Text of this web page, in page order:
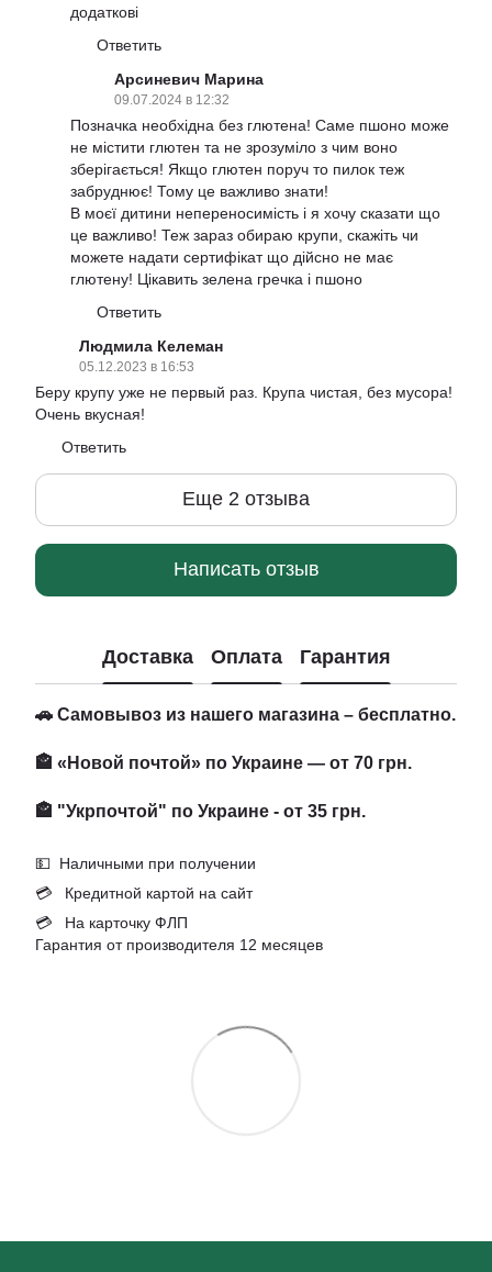
додаткові
Ответить
Арсиневич Марина
09.07.2024 в 12:32
Позначка необхідна без глютена! Саме пшоно може
не містити глютен та не зрозуміло з чим воно
зберігається! Якщо глютен поруч то пилок теж
забруднює! Тому це важливо знати!
В моєї дитини непереносимість і я хочу сказати що
це важливо! Теж зараз обираю крупи, скажіть чи
можете надати сертифікат що дійсно не має
глютену! Цікавить зелена гречка і пшоно
Ответить
Людмила Келеман
05.12.2023 в 16:53
Беру крупу уже не первый раз. Крупа чистая, без мусора!
Очень вкусная!
Ответить
Еще 2 отзыва
Написать отзыв
Доставка Оплата Гарантия
🚗 Самовывоз из нашего магазина – бесплатно.
🏤 «Новой почтой» по Украине — от 70 грн.
🏤 "Укрпочтой" по Украине - от 35 грн.
💵 Наличными при получении
💳 Кредитной картой на сайт
💳 На карточку ФЛП
Гарантия от производителя 12 месяцев